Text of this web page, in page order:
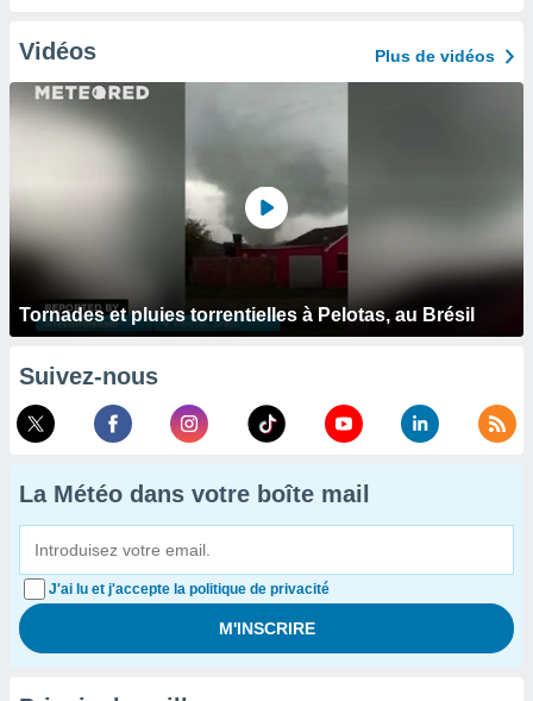
Vidéos Plus de vidéos
Tornades et pluies torrentielles à Pelotas, au Brésil
Suivez-nous
La Météo dans votre boîte mail
J'ai lu et j'accepte la politique de privacité